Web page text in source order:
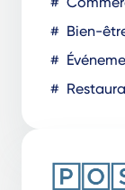
Bien-